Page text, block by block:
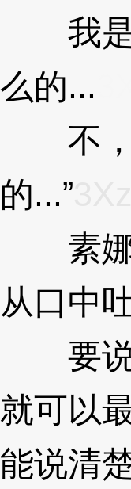
我是
么的...
不，
的...”
素娜
从口中
要说
就可以
能说清